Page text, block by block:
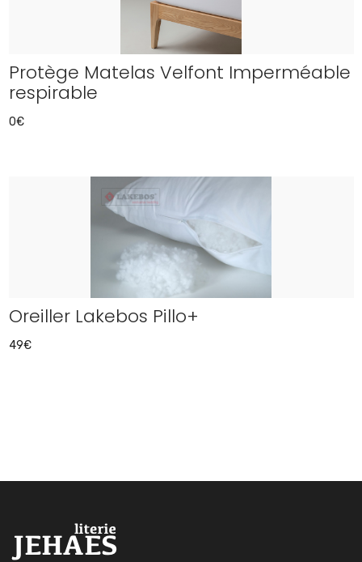
Protège Matelas Velfont Imperméable
respirable
0€
Oreiller Lakebos Pillo+
49€